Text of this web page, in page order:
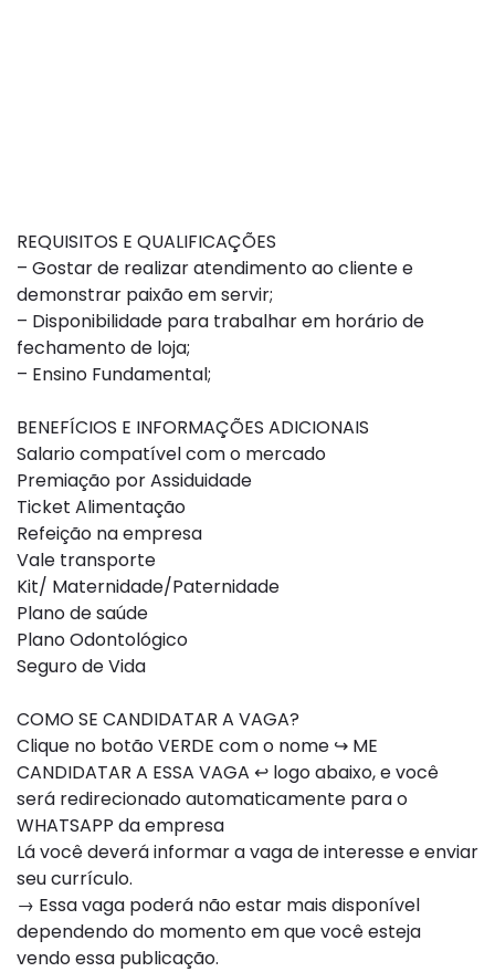
REQUISITOS E QUALIFICAÇÕES
– Gostar de realizar atendimento ao cliente e
demonstrar paixão em servir;
– Disponibilidade para trabalhar em horário de
fechamento de loja;
– Ensino Fundamental;
BENEFÍCIOS E INFORMAÇÕES ADICIONAIS
Salario compatível com o mercado
Premiação por Assiduidade
Ticket Alimentação
Refeição na empresa
Vale transporte
Kit/ Maternidade/Paternidade
Plano de saúde
Plano Odontológico
Seguro de Vida
COMO SE CANDIDATAR A VAGA?
Clique no botão VERDE com o nome ↪ ME
CANDIDATAR A ESSA VAGA ↩ logo abaixo, e você
será redirecionado automaticamente para o
WHATSAPP da empresa
Lá você deverá informar a vaga de interesse e enviar
seu currículo.
→ Essa vaga poderá não estar mais disponível
dependendo do momento em que você esteja
vendo essa publicação.